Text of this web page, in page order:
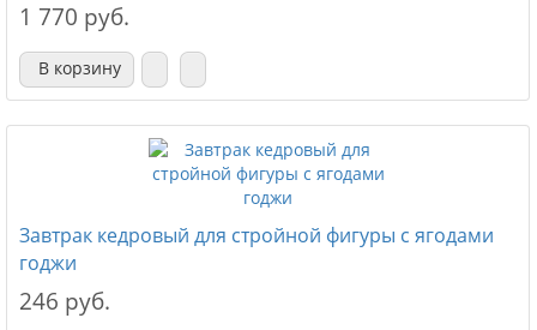
1 770 руб.
В корзину
Завтрак кедровый для стройной фигуры с ягодами
годжи
246 руб.